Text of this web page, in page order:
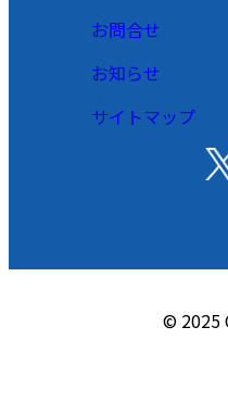
お問合せ
お知らせ
サイトマップ
© 2025